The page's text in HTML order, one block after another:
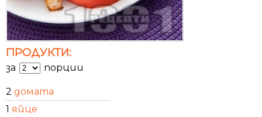
ПРОДУКТИ:
за порции
2 домата
1 яйце